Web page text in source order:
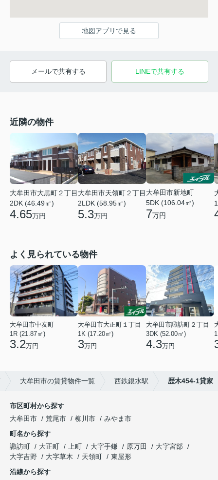
地図アプリで見る
メールで共有する LINEで共有する
近隣の物件
大牟田市大黒町２丁目
2DK (46.49㎡)
4.65万円
大牟田市天領町２丁目
2LDK (58.95㎡)
5.3万円
大牟田市新地町
5DK (106.04㎡)
7万円
よく見られている物件
大牟田市中友町
1R (21.87㎡)
3.2万円
大牟田市大正町１丁目
1K (17.20㎡)
3万円
大牟田市諏訪町２丁目
3DK (52.00㎡)
4.3万円
大牟田市の賃貸物件一覧 西鉄銀水駅 歴木454-1貸家
市区町村から探す
大牟田市
荒尾市 柳川市
みやま市
町名から探す
諏訪町
大正町 上町 大字手鎌 原万田
大字宮部
大字吉野
大字草木 天領町
東屋形
沿線から探す